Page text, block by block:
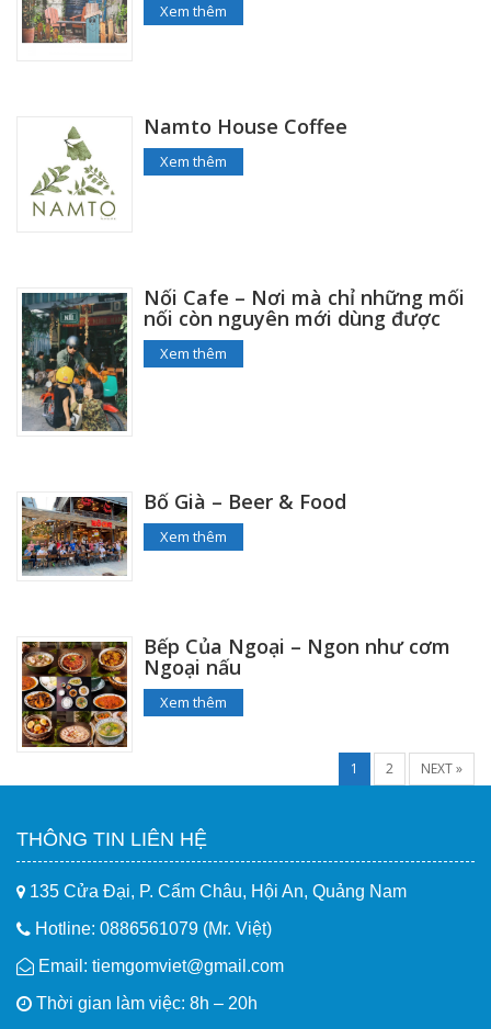
Xem thêm
Namto House Coffee
Xem thêm
Nối Cafe – Nơi mà chỉ những mối
nối còn nguyên mới dùng được
Xem thêm
Bố Già – Beer & Food
Xem thêm
Bếp Của Ngoại – Ngon như cơm
Ngoại nấu
Xem thêm
1 2 NEXT »
THÔNG TIN LIÊN HỆ
135 Cửa Đại, P. Cẩm Châu, Hội An, Quảng Nam
Hotline: 0886561079 (Mr. Việt)
Email: tiemgomviet@gmail.com
Thời gian làm việc: 8h – 20h